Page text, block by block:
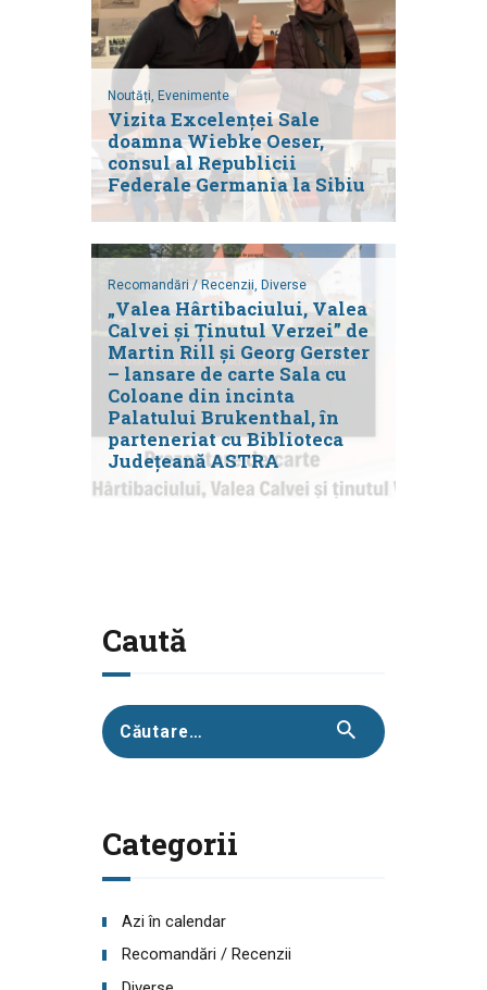
Noutăți, Evenimente
Vizita Excelenței Sale
doamna Wiebke Oeser,
consul al Republicii
Federale Germania la Sibiu
Recomandări / Recenzii, Diverse
„Valea Hârtibaciului, Valea
Calvei și Ținutul Verzei” de
Martin Rill și Georg Gerster
– lansare de carte Sala cu
Coloane din incinta
Palatului Brukenthal, în
parteneriat cu Biblioteca
Județeană ASTRA
Caută
Caută
după:
Categorii
Azi în calendar
Recomandări / Recenzii